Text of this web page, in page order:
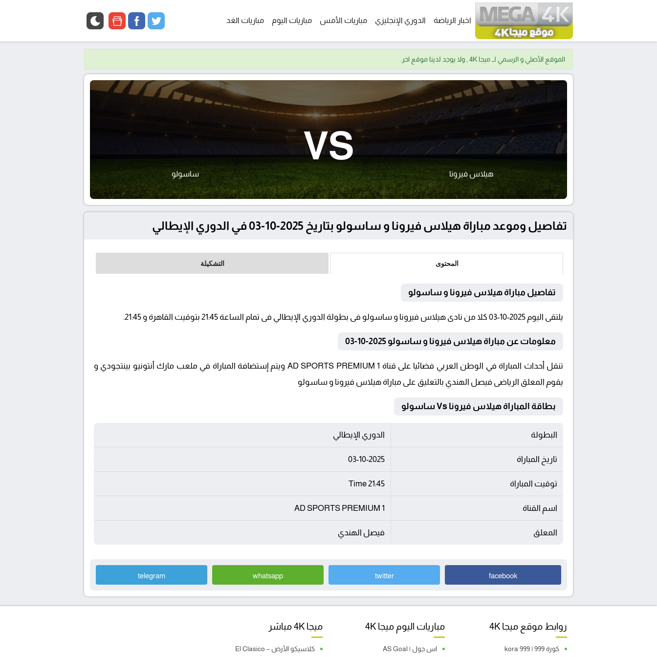
اخبار الرياضة الدوري الإنجليزي مباريات الأمس مباريات اليوم مباريات الغد twitter
facebook
google
الموقع الأصلي و الرسمي لــ ميجا 4K , ولا يوجد لدينا موقع اخر.
هيلاس فيرونا
VS
ساسولو
تفاصيل وموعد مباراة هيلاس فيرونا و ساسولو بتاريخ 2025-10-03 في الدوري الإيطالي
المحتوى التشكيلة
تفاصيل مباراة هيلاس فيرونا و ساسولو
يلتقى اليوم 2025-10-03 كلا من نادى هيلاس فيرونا و ساسولو فى بطولة الدوري الإيطالي فى تمام الساعة 21:45 بتوقيت القاهرة و 21:45.
معلومات عن مباراة هيلاس فيرونا و ساسولو 2025-10-03
تنقل أحداث المباراة في الوطن العربي فضائيا على قناة AD SPORTS PREMIUM 1 ويتم إستضافة المباراة في ملعب مارك أنتونيو بينتجودي و
يقوم المعلق الرياضى فيصل الهندي بالتعليق على مباراة هيلاس فيرونا و ساسولو
بطاقة المباراة هيلاس فيرونا Vs ساسولو
البطولة الدوري الإيطالي
تاريخ المباراة 03-10-2025
توقيت المباراة 21:45 Time
اسم القناة AD SPORTS PREMIUM 1
المعلق فيصل الهندي
facebook
twitter
whatsapp
telegram
روابط موقع ميجا 4K
كورة 999 | kora 999
مباريات اليوم ميجا 4K
اس جول | AS Goal
ميجا 4K مباشر
كلاسيكو الأرض – El Clasico